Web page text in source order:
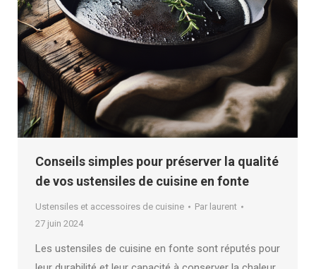
Conseils simples pour préserver la qualité
de vos ustensiles de cuisine en fonte
Ustensiles et accessoires de cuisine Par laurent
27 juin 2024
Les ustensiles de cuisine en fonte sont réputés pour